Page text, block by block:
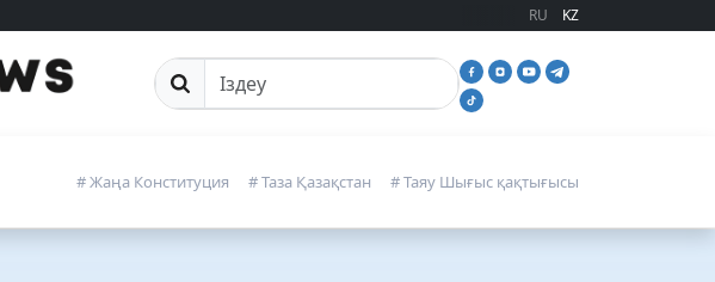
RU KZ
Сайттан іздеу
# Жаңа Конституция # Таза Қазақстан # Таяу Шығыс қақтығысы